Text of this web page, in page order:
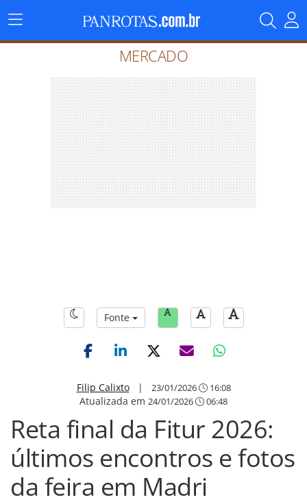
Menu
Principal
MERCADO
Fonte
Filip Calixto| 23/01/2026 16:08
Atualizada em 24/01/2026 06:48
Reta final da Fitur 2026:
últimos encontros e fotos
da feira em Madri